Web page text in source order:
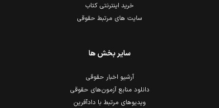
خرید اینترنتی کتاب
سایت های مرتبط حقوقی
سایر بخش ها
آرشیو اخبار حقوقی
دانلود منابع آزمون‌های حقوقی
ویدیوهای مرتبط با دادآفرین